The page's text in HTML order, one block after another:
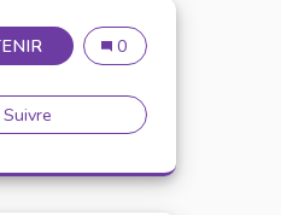
160
Suivre